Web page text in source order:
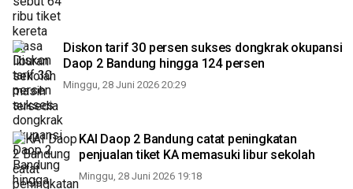
Diskon tarif 30 persen sukses dongkrak okupansi
Daop 2 Bandung hingga 124 persen
Minggu, 28 Juni 2026 20:29
KAI Daop 2 Bandung catat peningkatan
penjualan tiket KA memasuki libur sekolah
Minggu, 28 Juni 2026 19:18